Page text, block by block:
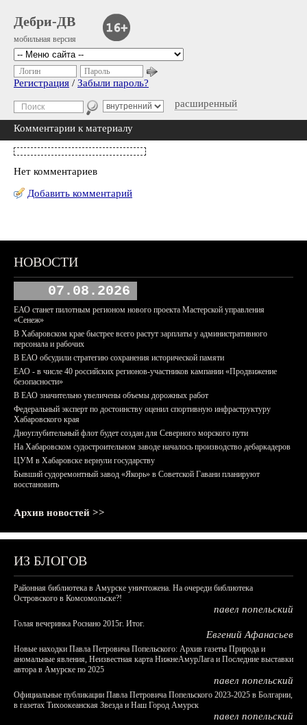
Дебри-ДВ
мобильная версия
расширенный
Логин Пароль
Регистрация / Забыли пароль?
Комментарии к материалу
Нет комментариев
Добавить комментарий
НОВОСТИ
07.08.2026
ЕАО станет пилотным регионом нового проекта Мастерской управления
«Сенеж»
В Хабаровском крае быстрее всего растут зарплаты у административного
персонала и рабочих
В ЕАО обсудили стратегию сохранения исторической памяти
ЕАО - в числе 40 российских регионов-участников кампании «Продвижение
безопасности»
В ЕАО значительно увеличены объемы дорожных работ
Федеральный эксперт по достоинству оценил спортивную инфраструктуру
Хабаровского края
Дноуглубительный флот будет создан для Северного морского пути
На Хабаровском судостроительном заводе началось производство дебаркадеров
ЦУМ в Хабаровске вернули государству
Бывший судоремонтный завод «Якорь» в Советской Гавани планируют
восстановить
Архив новостей >>
ИЗ БЛОГОВ
Районная библиотека в Амурске уничтожена. На очереди библиотека
Островского в Комсомольске?!
павел попельский
Голая вечеринка Роснано 2015г. Итог.
Евгений Афанасьев
Новые находки Павла Петровича Попельского: Архив газеты Природа и
аномальные явления, Неизвестная карта НижнеАмурЛага и Последние выставки
автора в Амурске по 2025
павел попельский
Официальные публикации Павла Петровича Попельского 2023-2025 в Болгарии,
в газетах Тихоокеанская Звезда и Наш Город Амурск
павел попельский